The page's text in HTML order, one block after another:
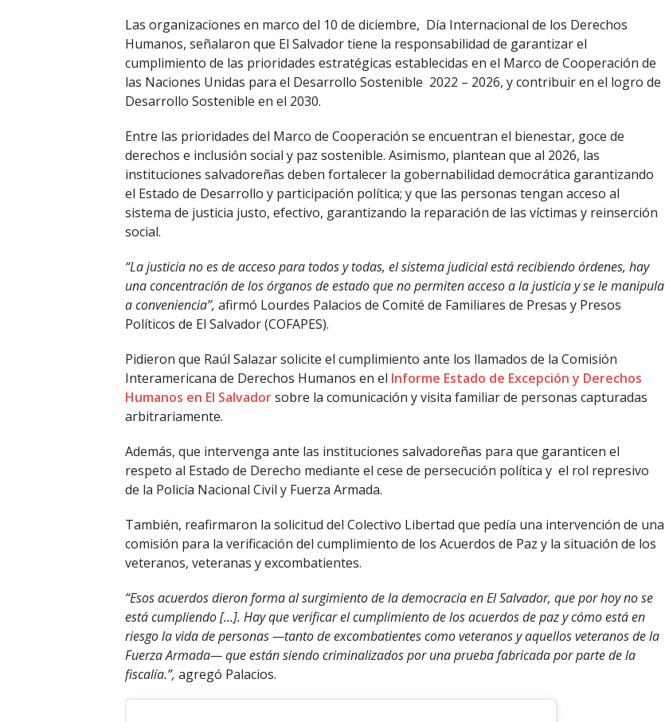
Las organizaciones en marco del 10 de diciembre, Día Internacional de los Derechos
Humanos, señalaron que El Salvador tiene la responsabilidad de garantizar el
cumplimiento de las prioridades estratégicas establecidas en el Marco de Cooperación de
las Naciones Unidas para el Desarrollo Sostenible 2022 – 2026, y contribuir en el logro de
Desarrollo Sostenible en el 2030.
Entre las prioridades del Marco de Cooperación se encuentran el bienestar, goce de
derechos e inclusión social y paz sostenible. Asimismo, plantean que al 2026, las
instituciones salvadoreñas deben fortalecer la gobernabilidad democrática garantizando
el Estado de Desarrollo y participación política; y que las personas tengan acceso al
sistema de justicia justo, efectivo, garantizando la reparación de las víctimas y reinserción
social.
“La justicia no es de acceso para todos y todas, el sistema judicial está recibiendo órdenes, hay
una concentración de los órganos de estado que no permiten acceso a la justicia y se le manipula
a conveniencia”, afirmó Lourdes Palacios de Comité de Familiares de Presas y Presos
Políticos de El Salvador (COFAPES).
Pidieron que Raúl Salazar solicite el cumplimiento ante los llamados de la Comisión
Interamericana de Derechos Humanos en el Informe Estado de Excepción y Derechos
Humanos en El Salvadorsobre la comunicación y visita familiar de personas capturadas
arbitrariamente.
Además, que intervenga ante las instituciones salvadoreñas para que garanticen el
respeto al Estado de Derecho mediante el cese de persecución política y el rol represivo
de la Policía Nacional Civil y Fuerza Armada.
También, reafirmaron la solicitud del Colectivo Libertad que pedía una intervención de una
comisión para la verificación del cumplimiento de los Acuerdos de Paz y la situación de los
veteranos, veteranas y excombatientes.
“Esos acuerdos dieron forma al surgimiento de la democracia en El Salvador, que por hoy no se
está cumpliendo […]. Hay que verificar el cumplimiento de los acuerdos de paz y cómo está en
riesgo la vida de personas —tanto de excombatientes como veteranos y aquellos veteranos de la
Fuerza Armada— que están siendo criminalizados por una prueba fabricada por parte de la
fiscalía.”, agregó Palacios.